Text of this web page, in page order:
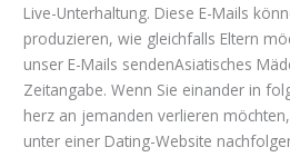
Live-Unterhaltung. Diese E-Mails
produzieren, wie gleichfalls Eltern
unser E-Mails sendenAsiatisches
Zeitangabe. Wenn Sie einander in
herz an jemanden verlieren
unter einer Dating-Website